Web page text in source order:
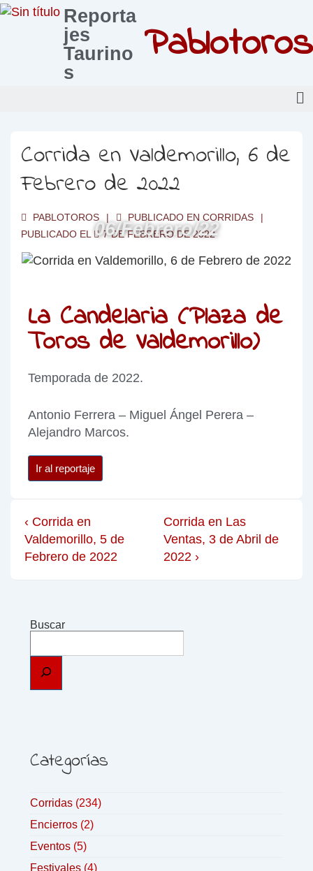
Reporta
jes
Taurino
s
Pablotoros
Corrida en Valdemorillo, 6 de
Febrero de 2022
PABLOTOROS PUBLICADO EN CORRIDAS
PUBLICADO EL
7 DE FEBRERO DE 2022
06/Febrero/22
La Candelaria (Plaza de
Toros de Valdemorillo)
Temporada de 2022.
Antonio Ferrera – Miguel Ángel Perera –
Alejandro Marcos.
Ir al reportaje
‹ Corrida en
Valdemorillo, 5 de
Febrero de 2022
Corrida en Las
Ventas, 3 de Abril de
2022 ›
Buscar
Categorías
Corridas (234)
Encierros (2)
Eventos (5)
Festivales (4)